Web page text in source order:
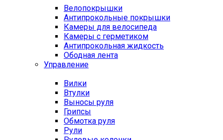
Велопокрышки
Антипрокольные покрышки
Камеры для велосипеда
Камеры с герметиком
Антипрокольная жидкость
Ободная лента
Управление
Вилки
Втулки
Выносы руля
Грипсы
Обмотка руля
Рули